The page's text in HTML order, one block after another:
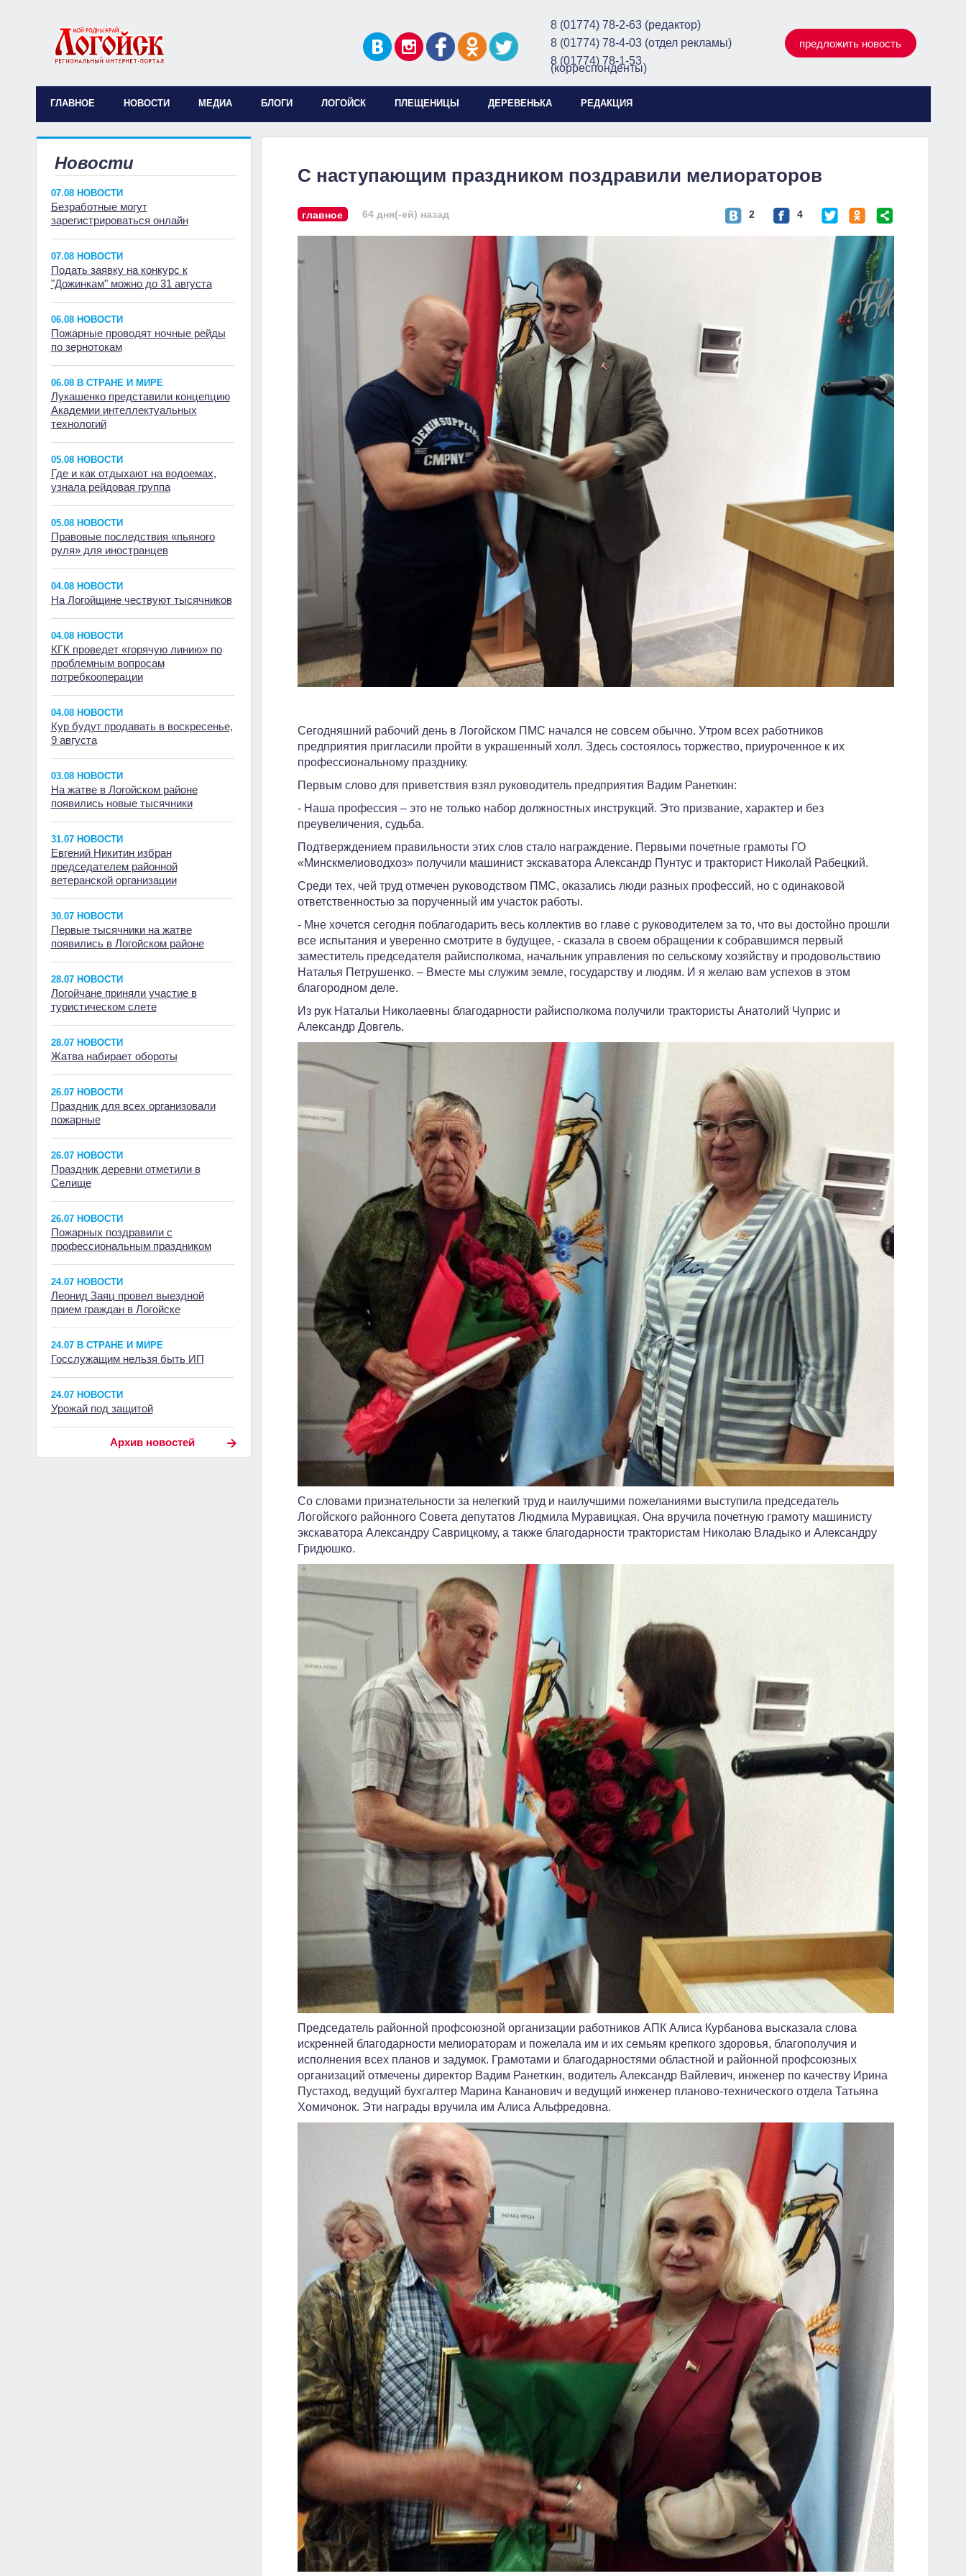
8 (01774) 78-2-63 (редактор)
8 (01774) 78-4-03 (отдел рекламы)
8 (01774) 78-1-53
(корреспонденты)
предложить новость
ГЛАВНОЕ НОВОСТИ МЕДИА БЛОГИ ЛОГОЙСК ПЛЕЩЕНИЦЫ ДЕРЕВЕНЬКА РЕДАКЦИЯ
Новости
07.08 НОВОСТИ
Безработные могут
зарегистрироваться онлайн
07.08 НОВОСТИ
Подать заявку на конкурс к
"Дожинкам" можно до 31 августа
06.08 НОВОСТИ
Пожарные проводят ночные рейды
по зернотокам
06.08 В СТРАНЕ И МИРЕ
Лукашенко представили концепцию
Академии интеллектуальных
технологий
05.08 НОВОСТИ
Где и как отдыхают на водоемах,
узнала рейдовая группа
05.08 НОВОСТИ
Правовые последствия «пьяного
руля» для иностранцев
04.08 НОВОСТИ
На Логойщине чествуют тысячников
04.08 НОВОСТИ
КГК проведет «горячую линию» по
проблемным вопросам
потребкооперации
04.08 НОВОСТИ
Кур будут продавать в воскресенье,
9 августа
03.08 НОВОСТИ
На жатве в Логойском районе
появились новые тысячники
31.07 НОВОСТИ
Евгений Никитин избран
председателем районной
ветеранской организации
30.07 НОВОСТИ
Первые тысячники на жатве
появились в Логойском районе
28.07 НОВОСТИ
Логойчане приняли участие в
туристическом слете
28.07 НОВОСТИ
Жатва набирает обороты
26.07 НОВОСТИ
Праздник для всех организовали
пожарные
26.07 НОВОСТИ
Праздник деревни отметили в
Селище
26.07 НОВОСТИ
Пожарных поздравили с
профессиональным праздником
24.07 НОВОСТИ
Леонид Заяц провел выездной
прием граждан в Логойске
24.07 В СТРАНЕ И МИРЕ
Госслужащим нельзя быть ИП
24.07 НОВОСТИ
Урожай под защитой
Архив новостей
С наступающим праздником поздравили мелиораторов
главное 64 дня(-ей) назад 2 4
Сегодняшний рабочий день в Логойском ПМС начался не совсем обычно. Утром всех работников
предприятия пригласили пройти в украшенный холл. Здесь состоялось торжество, приуроченное к их
профессиональному празднику.
Первым слово для приветствия взял руководитель предприятия Вадим Ранеткин:
- Наша профессия – это не только набор должностных инструкций. Это призвание, характер и без
преувеличения, судьба.
Подтверждением правильности этих слов стало награждение. Первыми почетные грамоты ГО
«Минскмелиоводхоз» получили машинист экскаватора Александр Пунтус и тракторист Николай Рабецкий.
Среди тех, чей труд отмечен руководством ПМС, оказались люди разных профессий, но с одинаковой
ответственностью за порученный им участок работы.
- Мне хочется сегодня поблагодарить весь коллектив во главе с руководителем за то, что вы достойно прошли
все испытания и уверенно смотрите в будущее, - сказала в своем обращении к собравшимся первый
заместитель председателя райисполкома, начальник управления по сельскому хозяйству и продовольствию
Наталья Петрушенко. – Вместе мы служим земле, государству и людям. И я желаю вам успехов в этом
благородном деле.
Из рук Натальи Николаевны благодарности райисполкома получили трактористы Анатолий Чуприс и
Александр Довгель.
Со словами признательности за нелегкий труд и наилучшими пожеланиями выступила председатель
Логойского районного Совета депутатов Людмила Муравицкая. Она вручила почетную грамоту машинисту
экскаватора Александру Саврицкому, а также благодарности трактористам Николаю Владыко и Александру
Гридюшко.
Председатель районной профсоюзной организации работников АПК Алиса Курбанова высказала слова
искренней благодарности мелиораторам и пожелала им и их семьям крепкого здоровья, благополучия и
исполнения всех планов и задумок. Грамотами и благодарностями областной и районной профсоюзных
организаций отмечены директор Вадим Ранеткин, водитель Александр Вайлевич, инженер по качеству Ирина
Пустаход, ведущий бухгалтер Марина Кананович и ведущий инженер планово-технического отдела Татьяна
Хомичонок. Эти награды вручила им Алиса Альфредовна.